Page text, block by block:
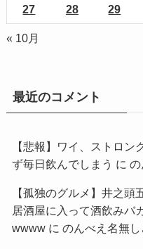
27 28 29
« 10月
最近のコメント
【悲報】ワイ、ストロ
ず毎日飲んでしまう に の
【孤独のグルメ】井之
居酒屋に入って酒飲みバ
wwwwに のんべえ名無し